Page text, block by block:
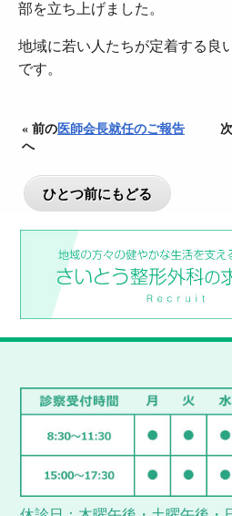
部を立ち上げました。
地域に若い人たちが定着する良
です。
« 前の医師会長就任のご報告
へ